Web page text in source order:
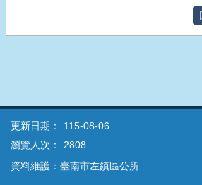
更新日期：
115-08-06
瀏覽人次：
2808
資料維護：臺南市左鎮區公所